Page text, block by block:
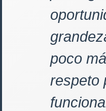
poco
respeto